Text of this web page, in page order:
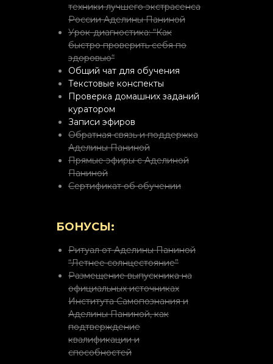
техники лучшего экстрасенса
России Аделины Паниной
Урок-диагностика: “Как
быстро проверить себя по
здоровью“
Общий чат для обучения
Текстовые конспекты
Проверка домашних заданий
куратором
Записи эфиров
Обратная связь и поддержка
Аделины Паниной
Прямые эфиры с Аделиной
Паниной
Сертификат об обучении
Ритуал от Аделины Паниной
“Летнее солнцестояние”
Размещение выпускника на
официальных источниках
Института Самопознания и
Аделины Паниной, как
подтверждение
квалификации и
способностей
БОНУСЫ: